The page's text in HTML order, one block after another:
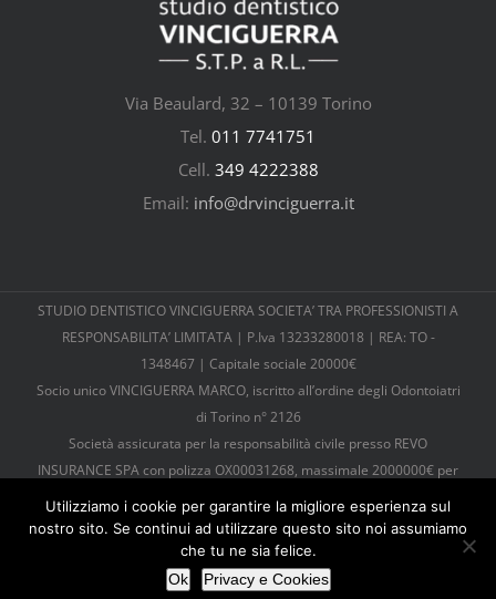
Via Beaulard, 32 – 10139 Torino
Tel. 011 7741751
Cell. 349 4222388
Email: info@drvinciguerra.it
STUDIO DENTISTICO VINCIGUERRA SOCIETA’ TRA PROFESSIONISTI A
RESPONSABILITA’ LIMITATA | P.Iva 13233280018 | REA: TO -
1348467 | Capitale sociale 20000€
Socio unico VINCIGUERRA MARCO, iscritto all’ordine degli Odontoiatri
di Torino n° 2126
Società assicurata per la responsabilità civile presso REVO
INSURANCE SPA con polizza OX00031268, massimale 2000000€ per
sinistro, 6000000€ per anno
Tutti diritti riservati | Cookies e Privacy| © Copyright 2026 |
Powered byTosoLab
Utilizziamo i cookie per garantire la migliore esperienza sul
nostro sito. Se continui ad utilizzare questo sito noi assumiamo
che tu ne sia felice.
Ok
Privacy e Cookies